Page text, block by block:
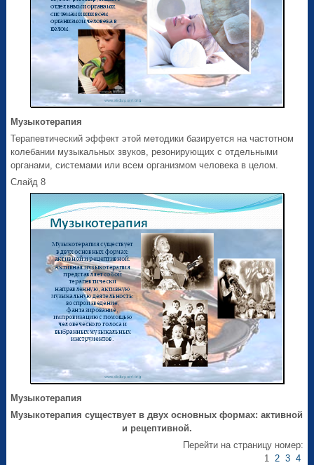
Музыкотерапия
Терапевтический эффект этой методики базируется на частотном
колебании музыкальных звуков, резонирующих с отдельными
органами, системами или всем организмом человека в целом.
Слайд 8
Музыкотерапия
Музыкотерапия существует в двух основных формах: активной
и рецептивной.
Перейти на страницу номер:
1 2 3 4